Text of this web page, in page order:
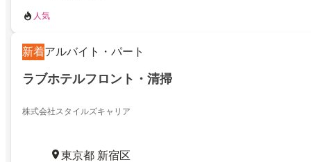
人気
新着アルバイト・パート
ラブホテルフロント・清掃
株式会社スタイルズキャリア
東京都 新宿区